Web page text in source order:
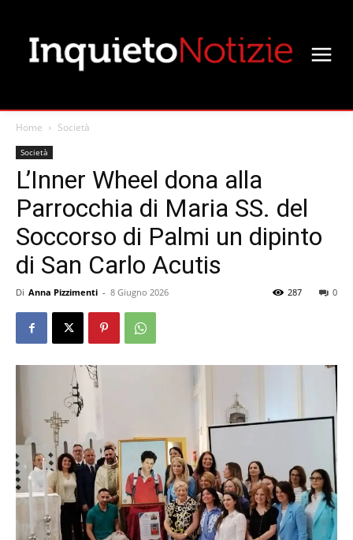
Home Società
Società
L’Inner Wheel dona alla
Parrocchia di Maria SS. del
Soccorso di Palmi un dipinto
di San Carlo Acutis
Di Anna Pizzimenti - 8 Giugno 2026 0
287